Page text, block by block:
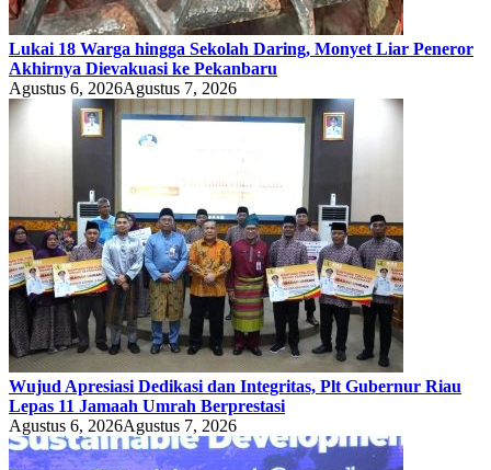
Lukai 18 Warga hingga Sekolah Daring, Monyet Liar Peneror
Akhirnya Dievakuasi ke Pekanbaru
Agustus 6, 2026Agustus 7, 2026
Wujud Apresiasi Dedikasi dan Integritas, Plt Gubernur Riau
Lepas 11 Jamaah Umrah Berprestasi
Agustus 6, 2026Agustus 7, 2026